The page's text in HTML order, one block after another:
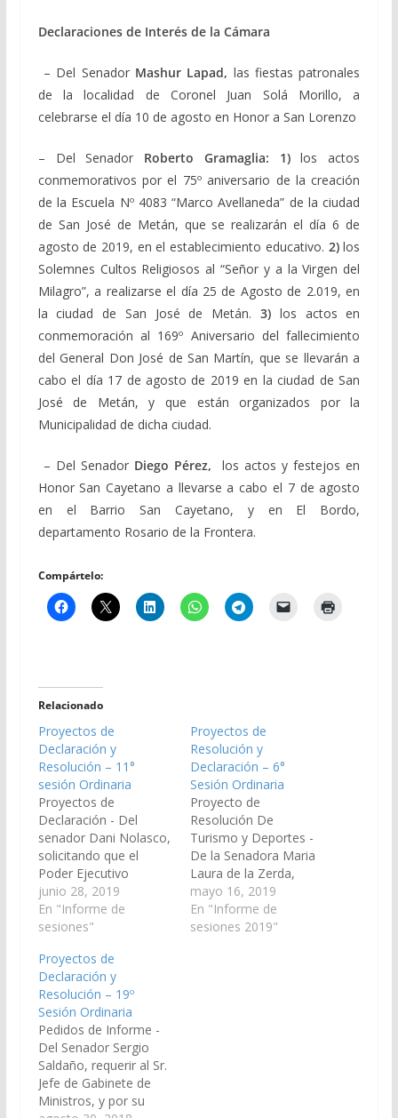
Declaraciones de Interés de la Cámara
– Del SenadorMashur Lapad, las fiestas patronales
de la localidad de Coronel Juan Solá Morillo, a
celebrarse el día 10 de agosto en Honor a San Lorenzo
– Del Senador Roberto Gramaglia: 1)los actos
conmemorativos por el 75º aniversario de la creación
de la Escuela Nº 4083 “Marco Avellaneda” de la ciudad
de San José de Metán, que se realizarán el día 6 de
agosto de 2019, en el establecimiento educativo. 2)los
Solemnes Cultos Religiosos al “Señor y a la Virgen del
Milagro”, a realizarse el día 25 de Agosto de 2.019, en
la ciudad de San José de Metán.3) los actos en
conmemoración al 169º Aniversario del fallecimiento
del General Don José de San Martín, que se llevarán a
cabo el día 17 de agosto de 2019 en la ciudad de San
José de Metán, y que están organizados por la
Municipalidad de dicha ciudad.
– Del SenadorDiego Pérez,
los actos y festejos en
Honor San Cayetano a llevarse a cabo el 7 de agosto
en el Barrio San Cayetano, y en El Bordo,
departamento Rosario de la Frontera.
Compártelo:
Relacionado
Proyectos de
Declaración y
Resolución – 11°
sesión Ordinaria
Proyectos de
Declaración - Del
senador Dani Nolasco,
solicitando que el
Poder Ejecutivo
Provincial a través del
Ministerio de
Infraestructura, Tierra
que corresponda,
realicen la diligencia y
medidas
administrativas
necesarias el objeto de
que se lleve adelante la
construcción del
Colegio Secundario N°
5069 del
junio 28, 2019
En "Informe de
sesiones"
Proyectos de
Resolución y
Declaración – 6°
Sesión Ordinaria
Proyecto de
Resolución De
Turismo y Deportes -
De la Senadora Maria
Laura de la Zerda,
declarando de interés
del Senado el
“Programa Paseo
mayo 16, 2019
En "Informe de
sesiones 2019"
Proyectos de
Declaración y
Resolución – 19º
Sesión Ordinaria
Pedidos de Informe -
Del Senador Sergio
Saldaño, requerir al Sr.
Jefe de Gabinete de
Ministros, y por su